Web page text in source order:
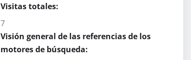
Visitas totales:
7
Visión general de las referencias de los
motores de búsqueda: